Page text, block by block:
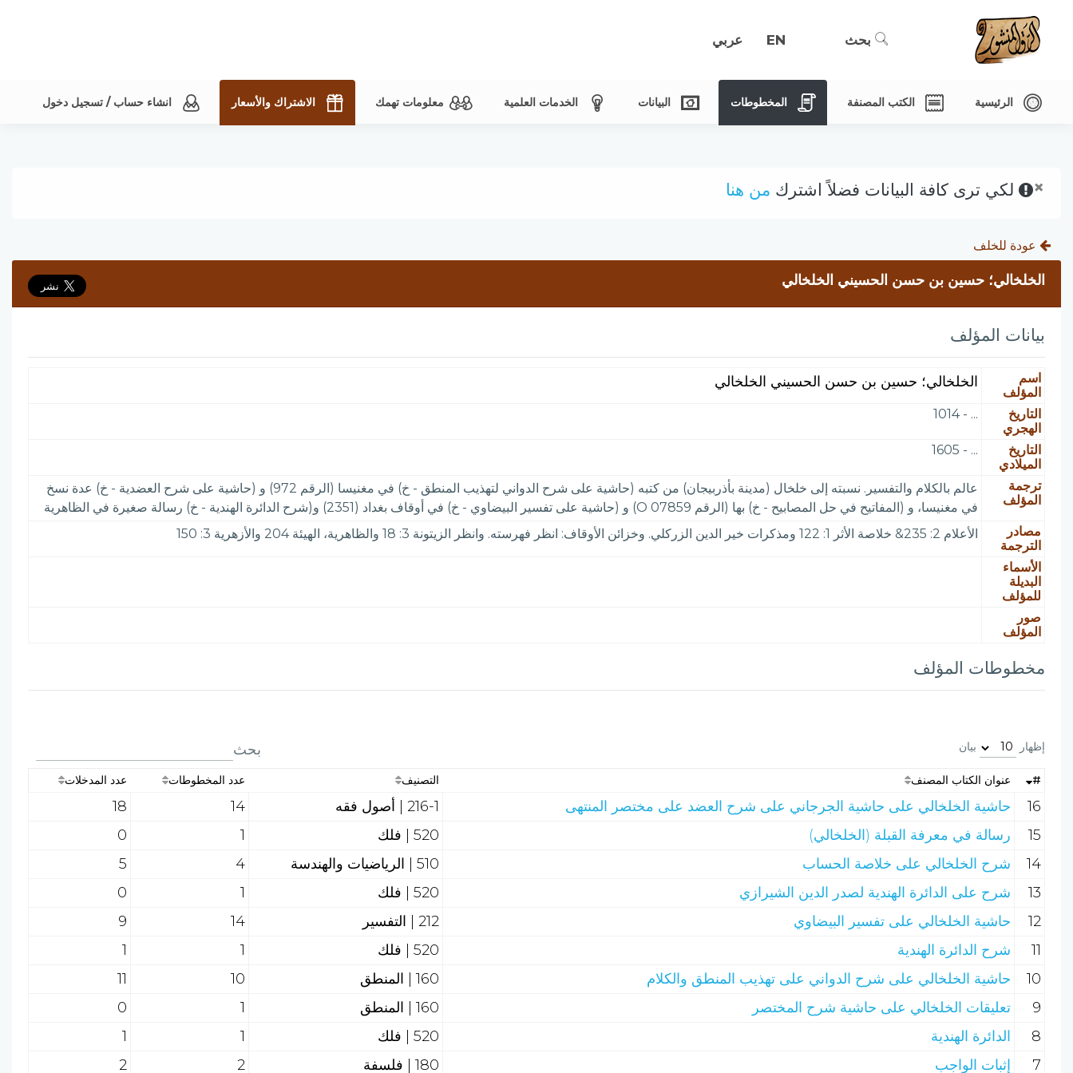
بحث EN عربي
الرئيسية الكتب المصنفة المخطوطات البيانات الخدمات العلمية معلومات تهمك الاشتراك والأسعار انشاء حساب / تسجيل دخول
× لكي ترى كافة البيانات فضلاً اشترك من هنا
عودة للخلف
الخلخالي؛ حسين بن حسن الحسيني الخلخالي
بيانات المؤلف
اسم
المؤلف
الخلخالي؛ حسين بن حسن الحسيني الخلخالي
التاريخ
الهجري
... - 1014
التاريخ
الميلادي
... - 1605
ترجمة
المؤلف
عالم بالكلام والتفسير. نسبته إلى خلخال (مدينة بأذربيجان) من كتبه (حاشية على شرح الدواني لتهذيب المنطق - خ) في مغنيسا (الرقم 972) و (حاشية على شرح العضدية - خ) عدة نسخ
في مغنيسا، و (المفاتيح في حل المصابيح - خ) بها (الرقم 07859 O) و (حاشية على تفسير البيضاوي - خ) في أوقاف بغداد (2351) و(شرح الدائرة الهندية - خ) رسالة صغيرة في الظاهرية
مصادر
الترجمة
الأعلام 2: 235& خلاصة الأثر 1: 122 ومذكرات خير الدين الزركلي. وخزائن الأوقاف: انظر فهرسته. وانظر الزيتونة 3: 18 والظاهرية، الهيئة 204 والأزهرية 3: 150
الأسماء
البديلة
للمؤلف
صور
المؤلف
مخطوطات المؤلف
إظهار بيان بحث
# عنوان الكتاب المصنف التصنيف عدد المخطوطات عدد المدخلات
16 حاشية الخلخالي على حاشية الجرجاني على شرح العضد على مختصر المنتهى 216-1 | أصول فقه 14
18
15
رسالة في معرفة القبلة (الخلخالي) 520 | فلك 1
0
14
شرح الخلخالي على خلاصة الحساب 510 | الرياضيات والهندسة 4
5
13
شرح على الدائرة الهندية لصدر الدين الشيرازي 520 | فلك 1
0
12
حاشية الخلخالي على تفسير البيضاوي 212 | التفسير 14
9
11
شرح الدائرة الهندية 520 | فلك 1
1
10
حاشية الخلخالي على شرح الدواني على تهذيب المنطق والكلام 160 | المنطق 10
11
9
تعليقات الخلخالي على حاشية شرح المختصر 160 | المنطق 1
0
8
الدائرة الهندية 520 | فلك 1
1
7
إثبات الواجب 180 | فلسفة 2
2